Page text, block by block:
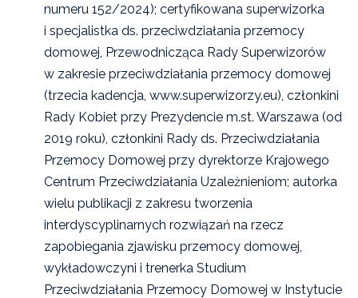
numeru 152/2024); certyfikowana superwizorka
i specjalistka ds. przeciwdziałania przemocy
domowej, Przewodnicząca Rady Superwizorów
w zakresie przeciwdziałania przemocy domowej
(trzecia kadencja, www.superwizorzy.eu), członkini
Rady Kobiet przy Prezydencie m.st. Warszawa (od
2019 roku), członkini Rady ds. Przeciwdziałania
Przemocy Domowej przy dyrektorze Krajowego
Centrum Przeciwdziałania Uzależnieniom; autorka
wielu publikacji z zakresu tworzenia
interdyscyplinarnych rozwiązań na rzecz
zapobiegania zjawisku przemocy domowej,
wykładowczyni i trenerka Studium
Przeciwdziałania Przemocy Domowej w Instytucie